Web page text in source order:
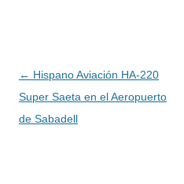
Navegación
de
entradas
← Hispano Aviación HA-220
Super Saeta en el Aeropuerto
de Sabadell